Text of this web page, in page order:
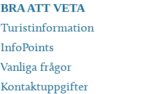
BRA ATT VETA
Turistinformation
InfoPoints
Vanliga frågor
Kontaktuppgifter